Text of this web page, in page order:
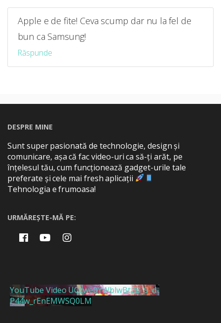
Apple e de fite! Ceva scump dar nu la fel de
bun ca Samsung!
Răspunde
DESPRE MINE
Sunt super pasionată de technologie, design și
comunicare, așa că fac video-uri ca să-ți arăt, pe
înțelesul tău, cum funcționează gadget-urile tale
preferate și cele mai fresh aplicații
Tehnologia e frumoasa!
URMĂREȘTE-MĂ PE:
YouTube Video UCzwe0YWblwBt2B_9_d-
P44w_rEnEMWSQ0LM